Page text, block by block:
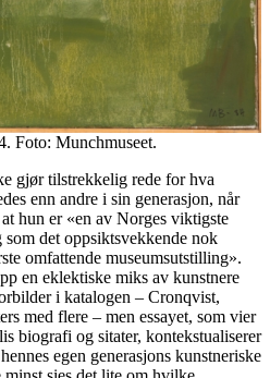
Foto: Munchmuseet.
gjør tilstrekkelig rede for hva
enn andre i sin generasjon, når
hun er «en av Norges viktigste
det oppsiktsvekkende nok
omfattende museumsutstilling».
en eklektiske miks av kunstnere
i katalogen – Cronqvist,
med flere – men essayet, som vier
biografi og sitater, kontekstualiserer
egen generasjons kunstneriske